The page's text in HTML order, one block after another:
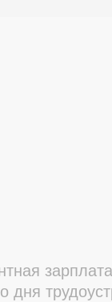
дня